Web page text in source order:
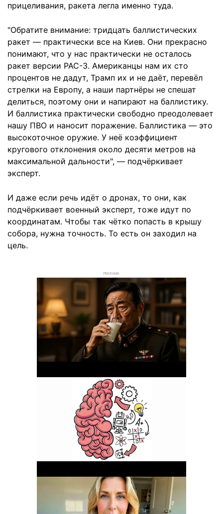
прицеливания, ракета легла именно туда.
"Обратите внимание: тридцать баллистических
ракет — практически все на Киев. Они прекрасно
понимают, что у нас практически не осталось
ракет версии PAC-3. Американцы нам их сто
процентов не дадут, Трамп их и не даёт, перевёл
стрелки на Европу, а наши партнёры не спешат
делиться, поэтому они и напирают на баллистику.
И баллистика практически свободно преодолевает
нашу ПВО и наносит поражение. Баллистика — это
высокоточное оружие. У неё коэффициент
кругового отклонения около десяти метров на
максимальной дальности", — подчёркивает
эксперт.
И даже если речь идёт о дронах, то они, как
подчёркивает военный эксперт, тоже идут по
координатам. Чтобы так чётко попасть в крышу
собора, нужна точность. То есть он заходил на
цель.
РЕКЛАМА